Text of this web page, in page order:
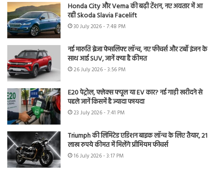
Honda City और Verna की बढ़ी टेंशन, नए अवतार में आ
रही Skoda Slavia Facelift
30 July 2026 - 7:48 PM
नई मारुति ब्रेजा फेसलिफ्ट लॉन्च, नए फीचर्स और टर्बो इंजन के
साथ आई SUV, जानें क्या है कीमत
26 July 2026 - 3:56 PM
E20 पेट्रोल, फ्लेक्स फ्यूल या EV कार? नई गाड़ी खरीदने से
पहले जानें किसमें है ज्यादा फायदा
23 July 2026 - 7:41 PM
Triumph की लिमिटेड एडिशन बाइक लॉन्च के लिए तैयार, 21
लाख रुपये कीमत में मिलेंगे प्रीमियम फीचर्स
16 July 2026 - 3:17 PM